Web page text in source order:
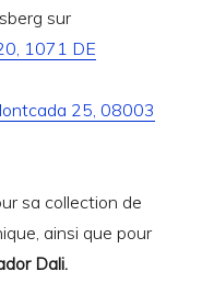
sur
1071 DE
25, 08003
sa collection de
ainsi que pour
Dali.